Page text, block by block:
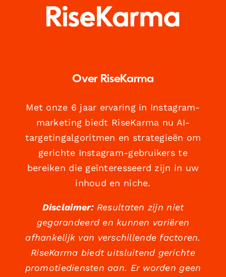
Over RiseKarma
Met onze 6 jaar ervaring in Instagram-
marketing biedt RiseKarma nu AI-
targetingalgoritmen en strategieën om
gerichte Instagram-gebruikers te
bereiken die geïnteresseerd zijn in uw
inhoud en niche.
Disclaimer:Resultaten zijn niet
gegarandeerd en kunnen variëren
afhankelijk van verschillende factoren.
RiseKarma biedt uitsluitend gerichte
promotiediensten aan. Er worden geen